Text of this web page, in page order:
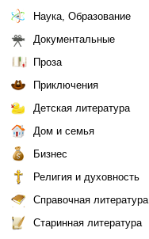
Наука, Образование
Документальные
Проза
Приключения
Детская литература
Дом и семья
Бизнес
Религия и духовность
Справочная литература
Старинная литература